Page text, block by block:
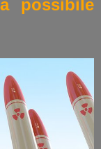
possibile